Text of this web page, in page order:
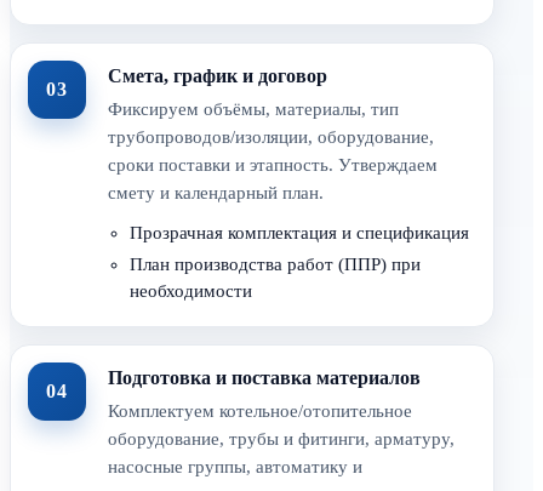
03
Смета, график и договор
Фиксируем объёмы, материалы, тип
трубопроводов/изоляции, оборудование,
сроки поставки и этапность. Утверждаем
смету и календарный план.
Прозрачная комплектация и спецификация
План производства работ (ППР) при
необходимости
04
Подготовка и поставка материалов
Комплектуем котельное/отопительное
оборудование, трубы и фитинги, арматуру,
насосные группы, автоматику и